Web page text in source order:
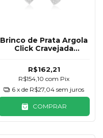
Brinco de Prata Argola
Click Cravejada
12mm
R$162,21
R$154,10com Pix
6 x de R$27,04 sem juros
COMPRAR